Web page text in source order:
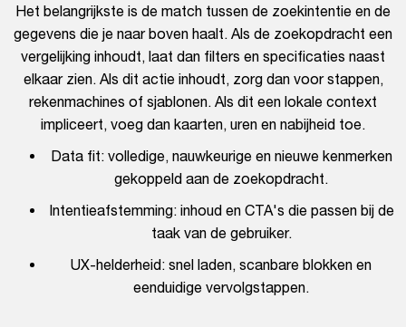
Het belangrijkste is de match tussen de zoekintentie en de
gegevens die je naar boven haalt. Als de zoekopdracht een
vergelijking inhoudt, laat dan filters en specificaties naast
elkaar zien. Als dit actie inhoudt, zorg dan voor stappen,
rekenmachines of sjablonen. Als dit een lokale context
impliceert, voeg dan kaarten, uren en nabijheid toe.
Data fit: volledige, nauwkeurige en nieuwe kenmerken
gekoppeld aan de zoekopdracht.
Intentieafstemming: inhoud en CTA's die passen bij de
taak van de gebruiker.
UX-helderheid: snel laden, scanbare blokken en
eenduidige vervolgstappen.